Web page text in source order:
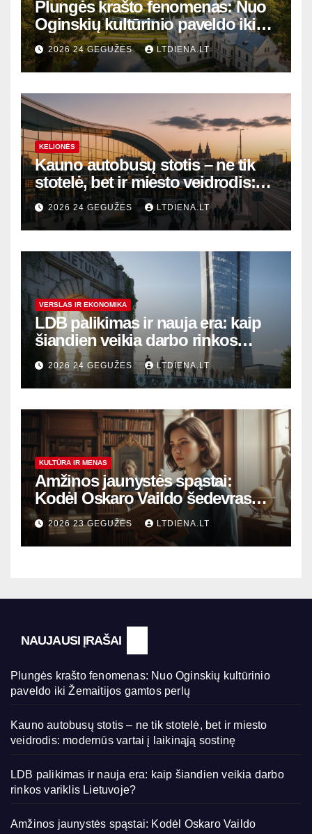
Plungės krašto fenomenas: Nuo
Oginskių kultūrinio paveldo iki
Žemaitijos gamtos perlų
2026 24 GEGUŽĖS LTDIENA.LT
KELIONĖS
Kauno autobusų stotis – ne tik
stotelė, bet ir miesto veidrodis:
modernūs vartai į laikinąją
sostinę
2026 24 GEGUŽĖS LTDIENA.LT
VERSLAS IR EKONOMIKA
LDB palikimas ir nauja era: kaip
šiandien veikia darbo rinkos
variklis Lietuvoje?
2026 24 GEGUŽĖS LTDIENA.LT
KULTŪRA IR MENAS
Amžinos jaunystės spąstai:
Kodėl Oskaro Vaildo šedevras
šiandien aktualesnis nei bet
kada?
2026 23 GEGUŽĖS LTDIENA.LT
NAUJAUSI ĮRAŠAI
Plungės krašto fenomenas: Nuo Oginskių kultūrinio
paveldo iki Žemaitijos gamtos perlų
Kauno autobusų stotis – ne tik stotelė, bet ir miesto
veidrodis: modernūs vartai į laikinąją sostinę
LDB palikimas ir nauja era: kaip šiandien veikia darbo
rinkos variklis Lietuvoje?
Amžinos jaunystės spąstai: Kodėl Oskaro Vaildo